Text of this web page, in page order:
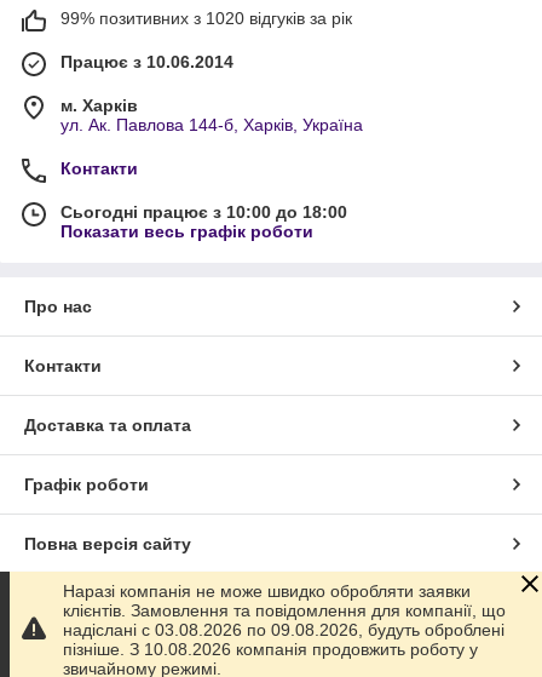
99% позитивних з 1020 відгуків за рік
Працює з 10.06.2014
м. Харків
ул. Ак. Павлова 144-б, Харків, Україна
Контакти
Сьогодні працює з 10:00 до 18:00
Показати весь графік роботи
Про нас
Контакти
Доставка та оплата
Графік роботи
Повна версія сайту
Сайт створено на маркетплейсіProm.ua
Політика конфіденційності
Наразі компанія не може швидко обробляти заявки
клієнтів. Замовлення та повідомлення для компанії, що
надіслані с 03.08.2026 по 09.08.2026, будуть оброблені
пізніше. З 10.08.2026 компанія продовжить роботу у
звичайному режимі.